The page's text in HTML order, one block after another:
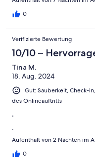
0
Verifizierte Bewertung
10/10 –
Tina M.
18. Aug. 2024
Gut: Sauberkeit, Check-
des Onlineauftritts
.
.
Aufenthalt von 2 Nächten im
0